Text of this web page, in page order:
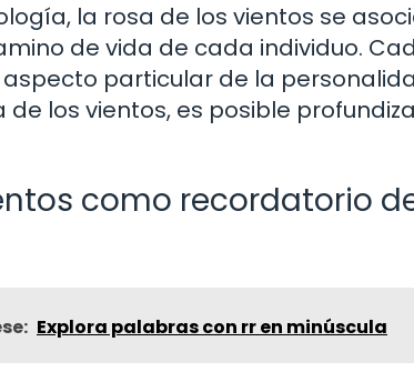
la rosa de los vientos se
de vida de cada individuo.
particular de la
los vientos, es posible
como recordatorio
Explora palabras con rr en minúscula